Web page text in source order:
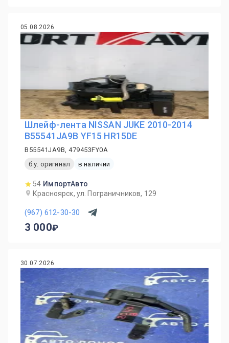
05.08.2026
Шлейф-лента NISSAN JUKE 2010-2014
B55541JA9B YF15 HR15DE
B55541JA9B, 479453FY0A
б.у. оригинал
в наличии
54 ИмпортАвто
Красноярск, ул. Пограничников, 129
(967) 612-30-30
3 000
30.07.2026